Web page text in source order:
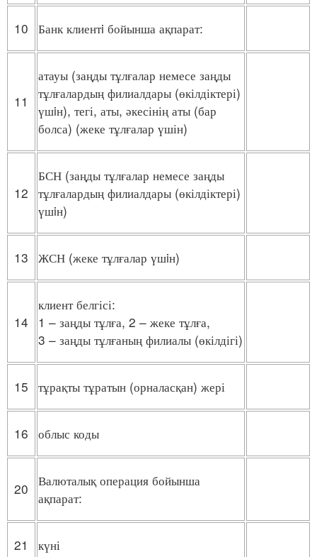
10 Банк клиентi бойынша ақпарат:
11
атауы (заңды тұлғалар немесе заңды
тұлғалардың филиалдары (өкілдіктері)
үшiн), тегі, аты, әкесінің аты (бар
болса) (жеке тұлғалар үшін)
12
БСН (заңды тұлғалар немесе заңды
тұлғалардың филиалдары (өкілдіктері)
үшiн)
13 ЖСН (жеке тұлғалар үшiн)
14
клиент белгісі:
1 – заңды тұлға, 2 – жеке тұлға,
3 – заңды тұлғаның филиалы (өкілдігі)
15 тұрақты тұратын (орналасқан) жері
16 облыс коды
20 Валюталық операция бойынша
ақпарат:
21 күні